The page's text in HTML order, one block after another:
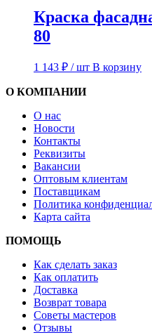
Краска
80
1 143 ₽ / шт В корзину
О КОМПАНИИ
О нас
Новости
Контакты
Реквизиты
Вакансии
Оптовым клиентам
Поставщикам
Политика
Карта сайта
ПОМОЩЬ
Как сделать заказ
Как оплатить
Доставка
Возврат товара
Советы мастеров
Отзывы